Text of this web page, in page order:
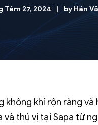
Tám 27, 2024 by Hán
không khí rộn ràng và
và thú vị tại Sapa từ